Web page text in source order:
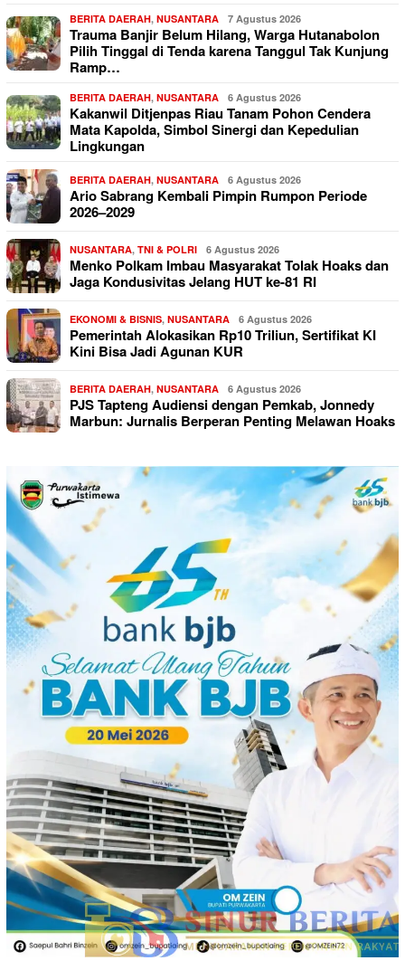
BERITA DAERAH, NUSANTARA 7 Agustus 2026
Trauma Banjir Belum Hilang, Warga Hutanabolon
Pilih Tinggal di Tenda karena Tanggul Tak Kunjung
Ramp…
BERITA DAERAH, NUSANTARA 6 Agustus 2026
Kakanwil Ditjenpas Riau Tanam Pohon Cendera
Mata Kapolda, Simbol Sinergi dan Kepedulian
Lingkungan
BERITA DAERAH, NUSANTARA 6 Agustus 2026
Ario Sabrang Kembali Pimpin Rumpon Periode
2026–2029
NUSANTARA, TNI & POLRI 6 Agustus 2026
Menko Polkam Imbau Masyarakat Tolak Hoaks dan
Jaga Kondusivitas Jelang HUT ke-81 RI
EKONOMI & BISNIS, NUSANTARA 6 Agustus 2026
Pemerintah Alokasikan Rp10 Triliun, Sertifikat KI
Kini Bisa Jadi Agunan KUR
BERITA DAERAH, NUSANTARA 6 Agustus 2026
PJS Tapteng Audiensi dengan Pemkab, Jonnedy
Marbun: Jurnalis Berperan Penting Melawan Hoaks